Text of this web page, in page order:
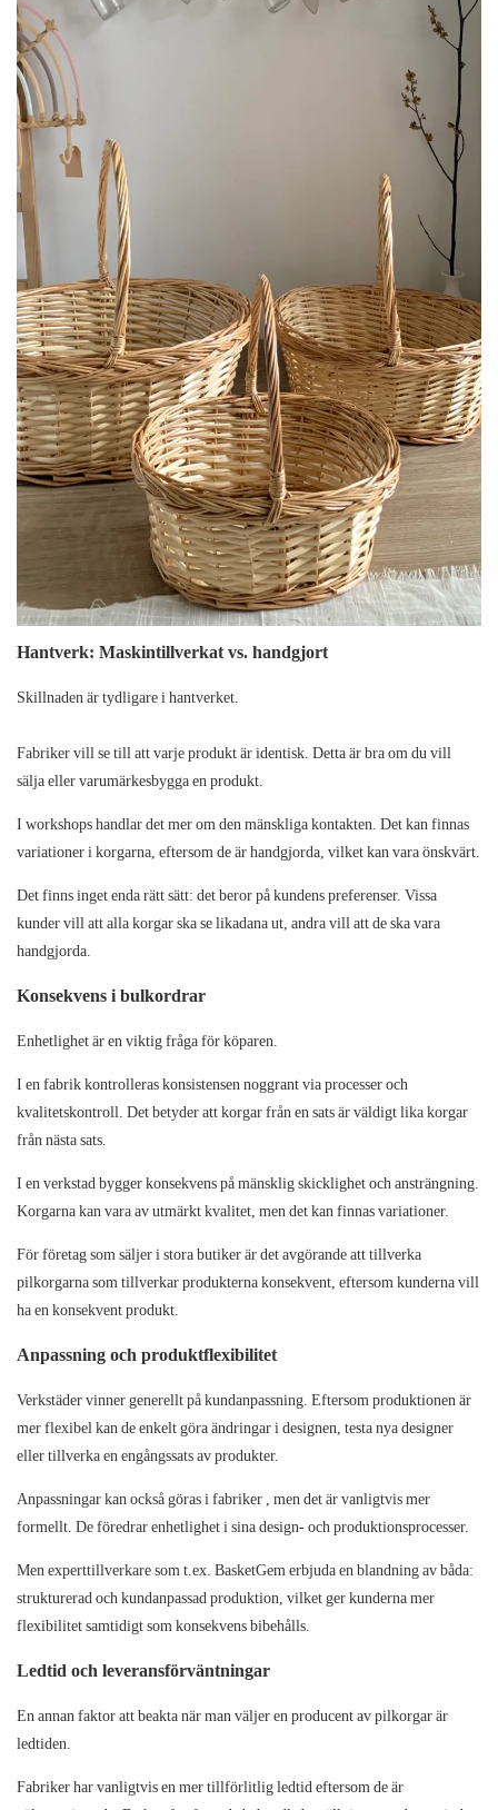
Hantverk: Maskintillverkat vs. handgjort
Skillnaden är tydligare i hantverket.
Fabrikervill se till att varje produkt är identisk. Detta är bra om du vill
sälja eller varumärkesbygga en produkt.
I workshopshandlar det mer om den mänskliga kontakten. Det kan finnas
variationer i korgarna, eftersom de är handgjorda, vilket kan vara önskvärt.
Det finns inget enda rätt sätt: det beror på kundens preferenser. Vissa
kunder vill att alla korgar ska se likadana ut, andra vill att de ska vara
handgjorda.
Konsekvens i bulkordrar
Enhetlighet är en viktig fråga för köparen.
I en fabrikkontrolleras konsistensen noggrant via processer och
kvalitetskontroll. Det betyder att korgar från en sats är väldigt lika korgar
från nästa sats.
I en verkstad bygger konsekvens på mänsklig skicklighet och ansträngning.
Korgarna kan vara av utmärkt kvalitet, men det kan finnas variationer.
För företag som säljer i stora butiker är det avgörande att tillverka
pilkorgarna som tillverkar produkterna konsekvent, eftersom kunderna vill
ha en konsekvent produkt.
Anpassning och produktflexibilitet
Verkstädervinner generellt på kundanpassning. Eftersom produktionen är
mer flexibel kan de enkelt göra ändringar i designen, testa nya designer
eller tillverka en engångssats av produkter.
Anpassningar kan också göras i fabriker
, men det är vanligtvis mer
formellt. De föredrar enhetlighet i sina design- och produktionsprocesser.
Men experttillverkare som t.ex. BasketGem erbjuda en blandning av båda:
strukturerad och kundanpassad produktion, vilket ger kunderna mer
flexibilitet samtidigt som konsekvens bibehålls.
Ledtid och leveransförväntningar
En annan faktor att beakta när man väljer en producent av pilkorgar är
ledtiden.
Fabrikerhar vanligtvis en mer tillförlitlig ledtid eftersom de är